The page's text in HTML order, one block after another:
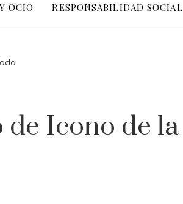
OCIO RESPONSABILIDAD SOCIAL
Icono de la